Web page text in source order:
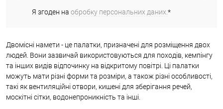
Я згоден на обробку персональних даних.*
Двомісні намети - це палатки, призначені для розміщення двох
людей. Вони зазвичай використовуються для походів, кемпінгу
та інших видів відпочинку на відкритому повітрі. Ці палатки
можуть мати різні форми та розміри, а також різні особливості,
такі як вентиляційні отвори, кишені для зберігання речей,
москітні сітки, водонепроникність та інші.